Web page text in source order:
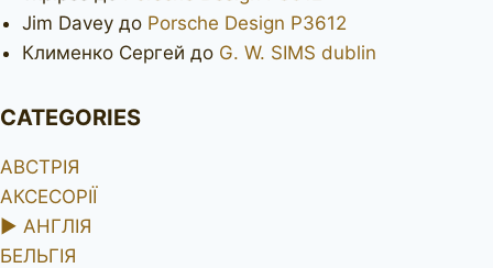
Jim Davey до Porsche Design P3612
Клименко Сергей до G. W. SIMS dublin
CATEGORIES
АВСТРІЯ
АКСЕСОРІЇ
► АНГЛІЯ
БЕЛЬГІЯ